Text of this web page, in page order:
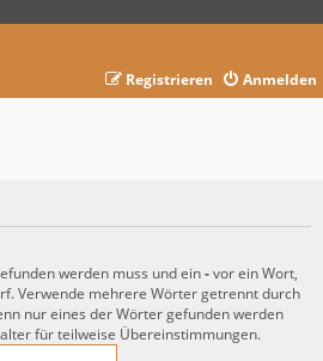
Anmelden
Registrieren
werden muss und ein-vor ein Wort,
Verwende mehrere Wörter getrennt durch
nur eines der Wörter gefunden werden
für teilweise Übereinstimmungen.